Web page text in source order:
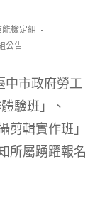
檢定組
公告
中市政府勞工
驗班」、
剪輯實作班」
所屬踴躍報名